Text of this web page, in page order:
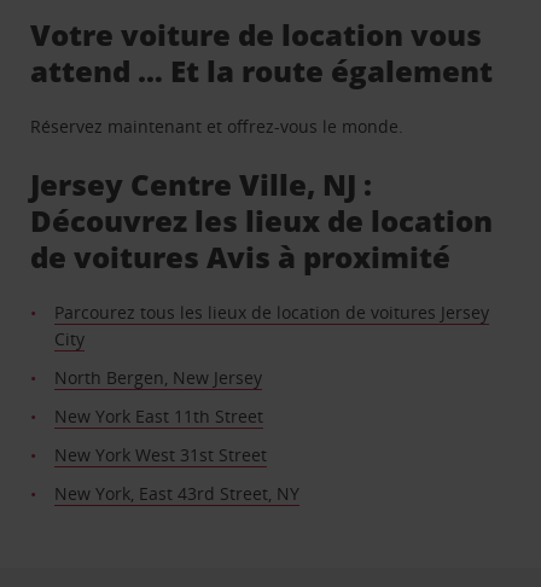
Votre voiture de location vous
attend … Et la route également
Réservez maintenant et offrez-vous le monde.
Jersey Centre Ville, NJ :
Découvrez les lieux de location
de voitures Avis à proximité
Parcourez tous les lieux de location de voitures Jersey
City
North Bergen, New Jersey
New York East 11th Street
New York West 31st Street
New York, East 43rd Street, NY